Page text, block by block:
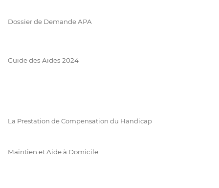
Dossier de Demande APA
Guide des Aides 2024
La Prestation de Compensation du Handicap
Maintien et Aide à Domicile